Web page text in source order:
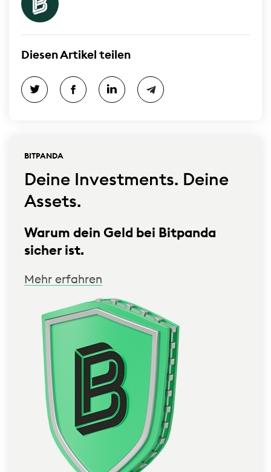
Diesen Artikel teilen
BITPANDA
Deine Investments. Deine
Assets.
Warum dein Geld bei Bitpanda
sicher ist.
Mehr erfahren